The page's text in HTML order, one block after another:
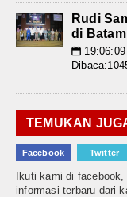
Rudi
di Batam
📅
TEMUKAN
Facebook Twitter
Ikuti kami di
informasi terbaru dari